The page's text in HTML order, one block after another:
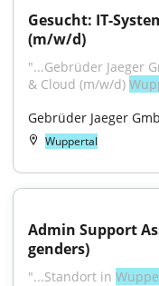
Gesucht: IT-
(m/w/d)
"...Gebrüder Jaeger
& Cloud (m/w/d)
Gebrüder Jaeger
Wuppertal
Admin Support
genders)
"...Standort in